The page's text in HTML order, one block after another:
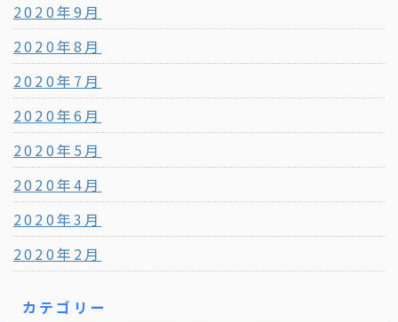
2020年9月
2020年8月
2020年7月
2020年6月
2020年5月
2020年4月
2020年3月
2020年2月
カテゴリー